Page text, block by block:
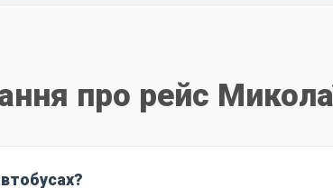
про рейс